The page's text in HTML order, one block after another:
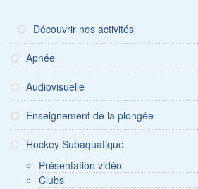
Découvrir nos activités
Apnée
Audiovisuelle
Enseignement de la plongée
Hockey Subaquatique
Présentation vidéo
Clubs